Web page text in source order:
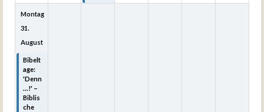
Montag
31.
August
Bibelt
age:
'Denn
...!' –
Biblis
che